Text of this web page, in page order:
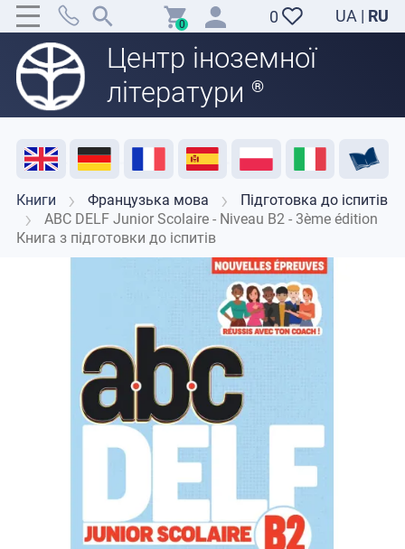
0 UA | RU
Центр іноземної
літератури ®
0
Акція Розпродаж Відгуки Підтримка викладачів
Книги Французька мова
Підготовка до іспитів
ABC DELF Junior Scolaire - Niveau B2 - 3ème édition
Книга з підготовки до іспитів